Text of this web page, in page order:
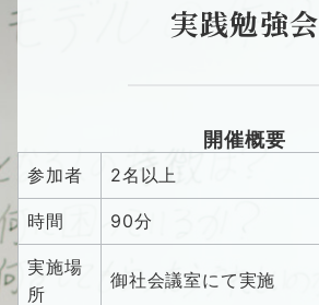
実践勉強会
開催概要
参加者 2名以上
時間 90分
実施場
所
御社会議室にて実施